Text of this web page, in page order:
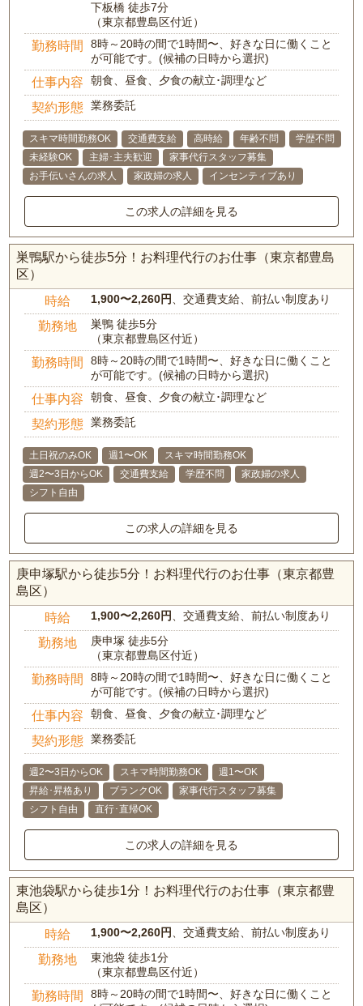
下板橋 徒歩7分
（東京都豊島区付近）
勤務時間
8時～20時の間で1時間〜、好きな日に働くこと
が可能です。(候補の日時から選択)
仕事内容 朝食、昼食、夕食の献立･調理など
契約形態 業務委託
スキマ時間勤務OK 交通費支給 高時給 年齢不問
学歴不問
未経験OK
主婦･主夫歓迎
家事代行スタッフ募集
お手伝いさんの求人
家政婦の求人 インセンティブあり
この求人の詳細を見る
巣鴨駅から徒歩5分！お料理代行のお仕事（東京都豊島
区）
時給 1,900〜2,260円 、交通費支給、前払い制度あり
勤務地
巣鴨 徒歩5分
（東京都豊島区付近）
勤務時間
8時～20時の間で1時間〜、好きな日に働くこと
が可能です。(候補の日時から選択)
仕事内容 朝食、昼食、夕食の献立･調理など
契約形態 業務委託
土日祝のみOK 週1〜OK
スキマ時間勤務OK
週2〜3日からOK
交通費支給 学歴不問
家政婦の求人
シフト自由
この求人の詳細を見る
庚申塚駅から徒歩5分！お料理代行のお仕事（東京都豊
島区）
時給 1,900〜2,260円 、交通費支給、前払い制度あり
勤務地
庚申塚 徒歩5分
（東京都豊島区付近）
勤務時間
8時～20時の間で1時間〜、好きな日に働くこと
が可能です。(候補の日時から選択)
仕事内容 朝食、昼食、夕食の献立･調理など
契約形態 業務委託
週2〜3日からOK スキマ時間勤務OK
週1〜OK
昇給･昇格あり
ブランクOK
家事代行スタッフ募集
シフト自由
直行･直帰OK
この求人の詳細を見る
東池袋駅から徒歩1分！お料理代行のお仕事（東京都豊
島区）
時給 1,900〜2,260円 、交通費支給、前払い制度あり
勤務地
東池袋 徒歩1分
（東京都豊島区付近）
勤務時間
8時～20時の間で1時間〜、好きな日に働くこと